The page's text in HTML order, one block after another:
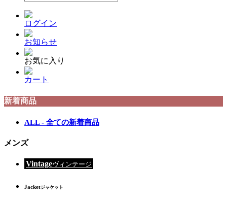
ログイン
お知らせ
お気に入り
カート
新着商品
ALL - 全ての新着商品
メンズ
Vintageヴィンテージ
Jacketジャケット